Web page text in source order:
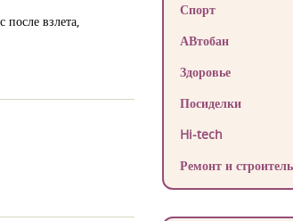
взлета,
Спорт
АВтобан
Здоровье
Посиделки
Hi-tech
Ремонт и